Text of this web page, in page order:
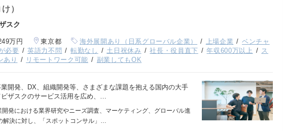
）
スク
万円 東京都 海外展開あり（日系グローバル企業） 上場企業
ベンチャ
必要 英語力不問 転勤なし 土日祝休み 社長・役員直下 年収600万以上
ス
あり
リモートワーク可能 副業してもOK
開発、DX、組織開発等、さまざまな課題を抱える国内の大手
ザスクのサービス活用を広め、…
開発における業界研究やニーズ調査、マーケティング、グローバル進
解決に対し、「スポットコンサル」…